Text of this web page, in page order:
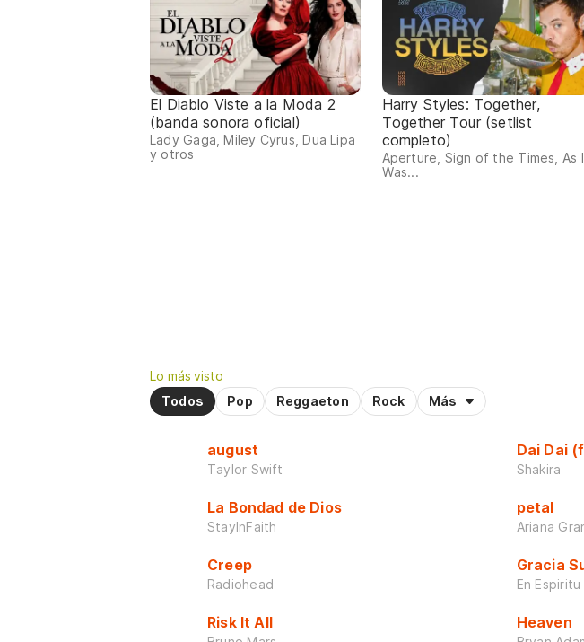
El Diablo Viste a la Moda 2
(banda sonora oficial)
Lady Gaga, Miley Cyrus, Dua Lipa
y otros
Harry Styles: Together,
Together Tour (setlist
completo)
Aperture, Sign of the Times, As
Was...
Lo más visto
Todos
Pop Reggaeton Rock Más
august
Taylor Swift
La Bondad de Dios
StayInFaith
Creep
Radiohead
Risk It All
Dai Dai
Shakira
petal
Ariana
Gracia
En
Heaven